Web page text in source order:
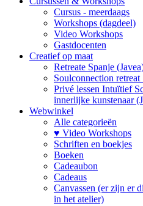
Cursus - meerdaags
Workshops (dagdeel)
Video Workshops
Gastdocenten
Creatief op maat
Retreate Spanje
Soulconnection
Privé lessen Intuïtief
innerlijke kunstenaar
Webwinkel
Alle categorieën
♥ Video Workshops
Schriften en boekjes
Boeken
Cadeaubon
Cadeaus
Canvassen (er zijn er
in het atelier)